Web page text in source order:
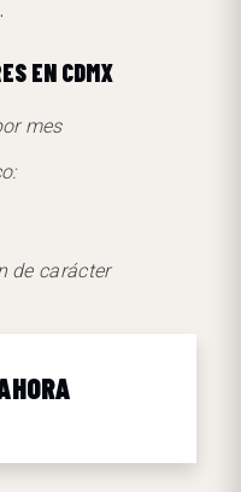
.
EN CDMX
mes
de carácter